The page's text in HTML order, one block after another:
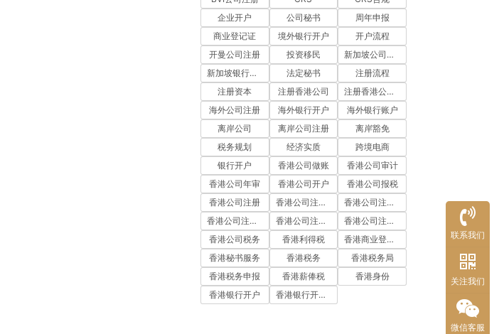
企业开户
公司秘书
周年申报
商业登记证
境外银行开户
开户流程
开曼公司注册
投资移民
新加坡公司注册
新加坡银行开户
法定秘书
注册流程
注册资本
注册香港公司
注册香港公司流程
海外公司注册
海外银行开户
海外银行账户
离岸公司
离岸公司注册
离岸豁免
税务规划
经济实质
跨境电商
银行开户
香港公司做账
香港公司审计
香港公司年审
香港公司开户
香港公司报税
香港公司注册
香港公司注册代办
香港公司注册处
香港公司注册流程
香港公司注册费用
香港公司注册资料
香港公司税务
香港利得税
香港商业登记证
香港秘书服务
香港税务
香港税务局
香港税务申报
香港薪俸税
香港身份
香港银行开户
香港银行开户流程
联系我们
关注我们
微信客服